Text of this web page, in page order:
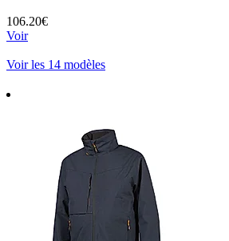
106.20€
Voir
Voir les 14 modèles